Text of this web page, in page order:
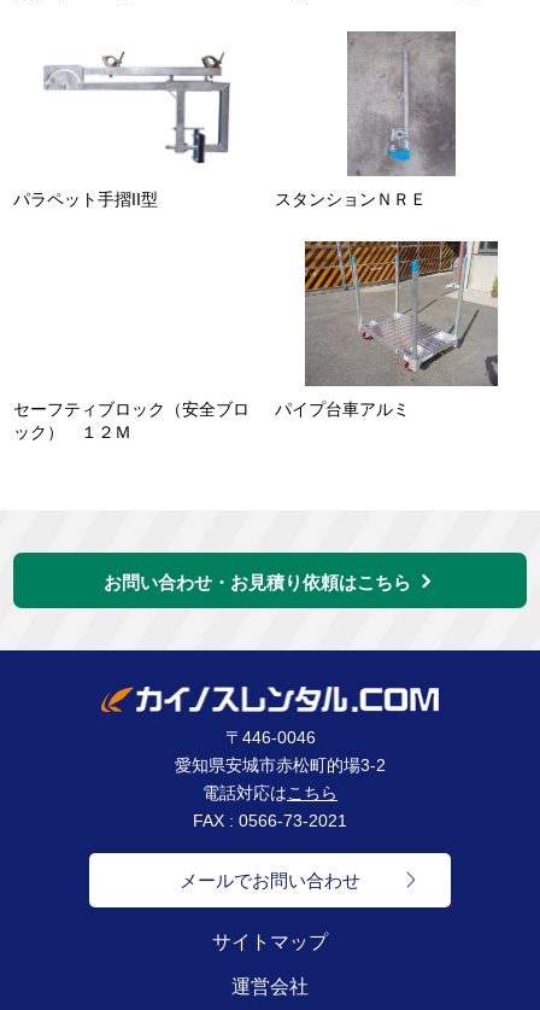
パラペット手摺II型 スタンションＮＲＥ
セーフティブロック（安全ブロ
ック） １２Ｍ
パイプ台車アルミ
お問い合わせ・お見積り依頼はこちら
〒446-0046
愛知県安城市赤松町的場3-2
電話対応はこちら
FAX : 0566-73-2021
メールでお問い合わせ
サイトマップ
運営会社